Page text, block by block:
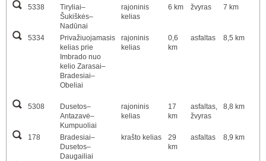
5338
Tiryliai–
Šukiškės–
Nadūnai
rajoninis
kelias
6 km žvyras 7 km
5334
Privažiuojamasis
kelias prie
Imbrado nuo
kelio Zarasai–
Bradesiai–
Obeliai
rajoninis
kelias
0,6
km
asfaltas 8,5 km
5308
Dusetos–
Antazavė–
Kumpuoliai
rajoninis
kelias
17
km
asfaltas,
žvyras
8,8 km
178
Bradesiai–
Dusetos–
Daugailiai
krašto kelias
29
km
asfaltas 8,9 km